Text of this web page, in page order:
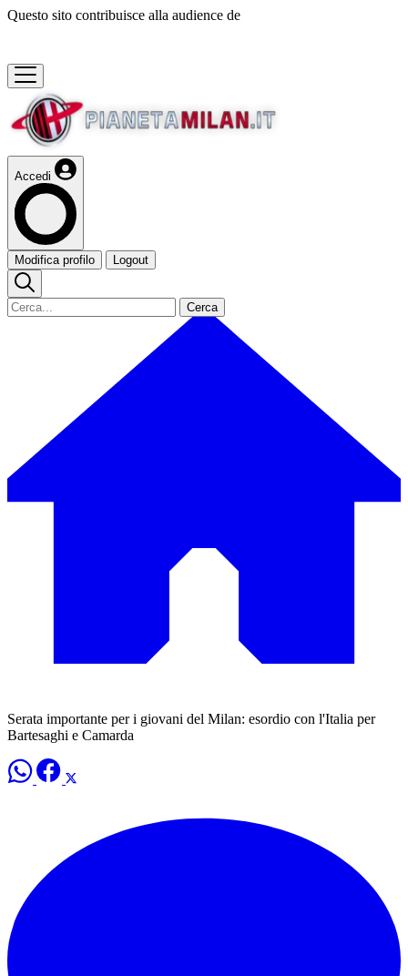
Questo sito contribuisce alla audience de
Accedi
Modifica profilo Logout
Cerca
Serata importante per i giovani del Milan: esordio con l'Italia per
Bartesaghi e Camarda